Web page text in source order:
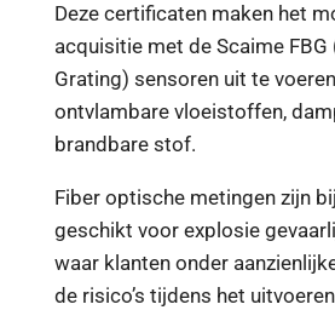
Deze certificaten maken het
acquisitie met de Scaime FBG
Grating) sensoren uit te
ontvlambare vloeistoffen,
brandbare stof.
Fiber optische metingen zijn
geschikt voor explosie
waar klanten onder
de risico’s tijdens het